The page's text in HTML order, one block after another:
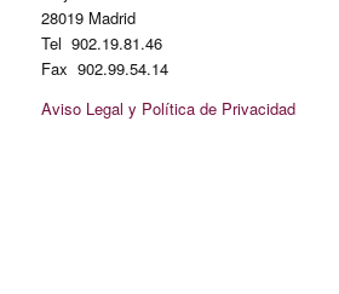
28019 Madrid
Tel 902.19.81.46
Fax 902.99.54.14
Aviso Legal y Política de Privacidad